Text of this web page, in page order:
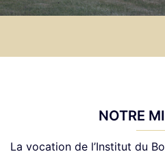
NOTRE
La vocation de l’Institut du